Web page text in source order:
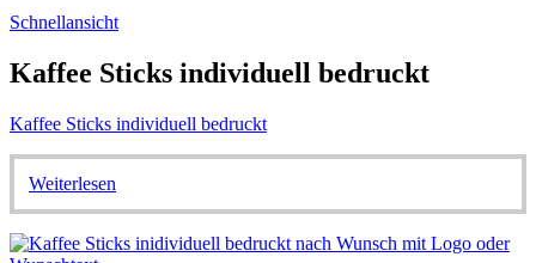
Schnellansicht
Kaffee Sticks individuell bedruckt
Kaffee Sticks individuell bedruckt
Weiterlesen